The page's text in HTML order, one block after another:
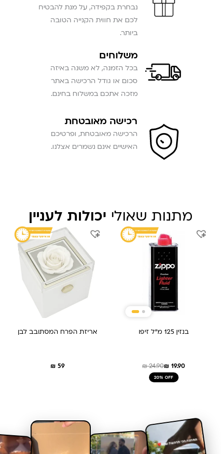
נבחרת בקפידה, על מנת להבטיח
לכם את חווית הקנייה הטובה
ביותר.
משלוחים
בכל הזמנה, לא משנה באיזה
סכום או גודל הרכישה באתר
מזכה אתכם במשלוח בחינם.
רכישה מאובטחת
הרכישה מאובטחת, ופרטיכם
האישיים אינם נשמרים אצלנו.
מתנות שאולי יכולות לעניין
בנזין 125 מ״ל זיפו
₪24.90
המקורי
היה:
₪ 19.90
הנוכחי
הוא:
20% OFF
אריזת הפרח המסתובב לבן
₪ 59